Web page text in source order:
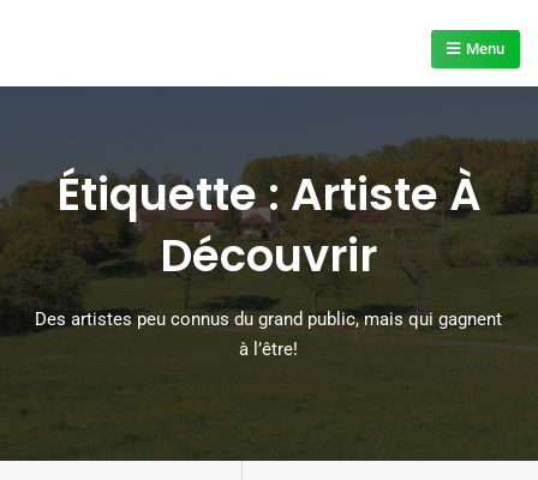
Menu
Étiquette :Artiste À
Découvrir
Des artistes peu connus du grand public, mais qui gagnent
à l’être!